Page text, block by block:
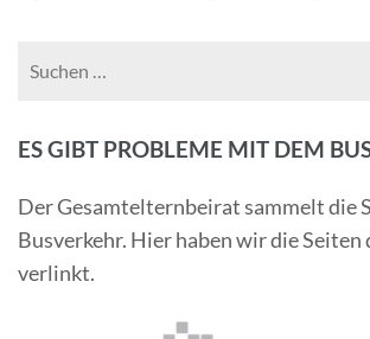
ES GIBT PROBLEME MIT DEM
Der Gesamtelternbeirat sammelt die
Busverkehr. Hier haben wir die Seiten
verlinkt.